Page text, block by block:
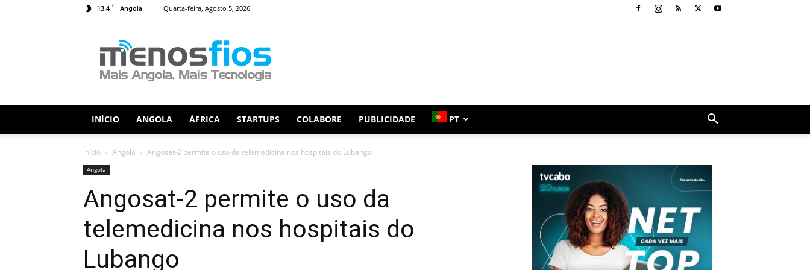
13.4 C Angola Quarta-feira, Agosto 5, 2026
Fios
INÍCIO ANGOLA ÁFRICA STARTUPS COLABORE PUBLICIDADE PT
Início Angola Angosat-2 permite o uso da telemedicina nos hospitais do Lubango
Angola
Angosat-2 permite o uso da
telemedicina nos hospitais do
Lubango